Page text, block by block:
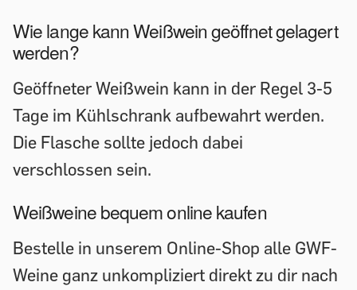
Wie lange kann Weißwein geöffnet gelagert
werden?
Geöffneter Weißwein kann in der Regel 3-5
Tage im Kühlschrank aufbewahrt werden.
Die Flasche sollte jedoch dabei
verschlossen sein.
Weißweine bequem online kaufen
Bestelle in unserem Online-Shop alle GWF-
Weine ganz unkompliziert direkt zu dir nach